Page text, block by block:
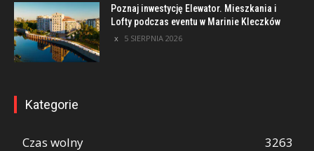
Poznaj inwestycję Elewator. Mieszkania i
Lofty podczas eventu w Marinie Kleczków
5 SIERPNIA 2026
Kategorie
Czas wolny
3263